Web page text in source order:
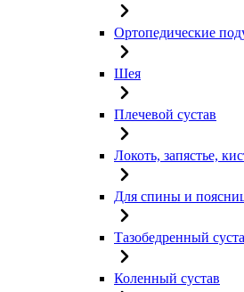
Ортопедические
Шея
Плечевой сустав
Локоть, запястье,
Для спины и
Тазобедренный
Коленный сустав